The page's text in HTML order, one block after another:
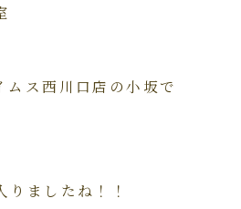
ムス西川口店の小坂で
りましたね！！